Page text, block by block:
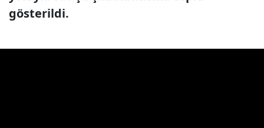
gösterildi.